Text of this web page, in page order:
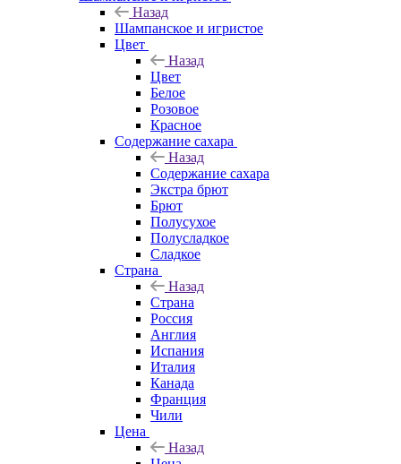
Назад
Шампанское и игристое
Цвет
Назад
Цвет
Белое
Розовое
Красное
Содержание сахара
Назад
Содержание сахара
Экстра брют
Брют
Полусухое
Полусладкое
Сладкое
Страна
Назад
Страна
Россия
Англия
Испания
Италия
Канада
Франция
Чили
Цена
Назад